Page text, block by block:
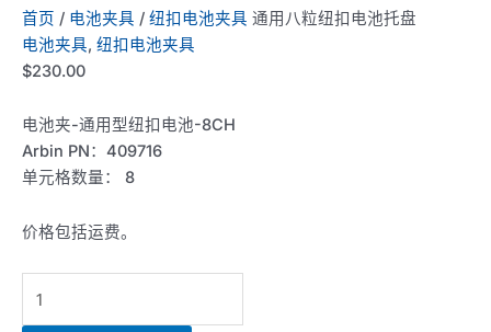
首页 / 电池夹具 / 纽扣电池夹具 通用八粒纽扣电池托盘
电池夹具, 纽扣电池夹具
$230.00
电池夹-通用型纽扣电池-8CH
Arbin PN：409716
单元格数量： 8
价格包括运费。